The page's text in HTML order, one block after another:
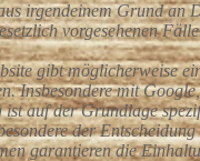
irgendeinem Grund an
vorgesehenen
gibt möglicherweise
Insbesondere mit
auf der Grundlage
der
garantieren die